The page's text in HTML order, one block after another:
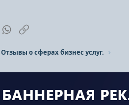
Tumblr WhatsApp
Отзывы о сферах бизнес услуг.